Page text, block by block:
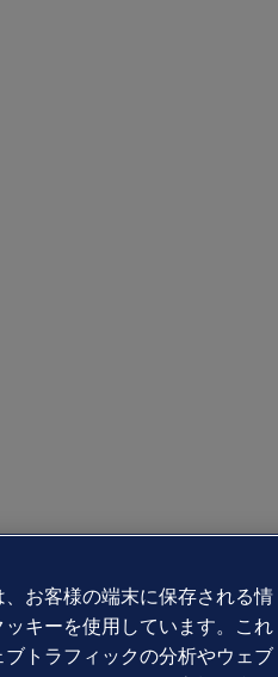
お客様の端末に保存される情
キーを使用しています。これ
トラフィックの分析やウェブ